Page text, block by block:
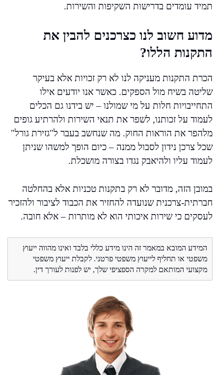
תמיד עומדים בדרישות השקיפות והשירות.
מדוע חשוב לנו כצרכנים להבין את
התקנות הללו?
הכרת התקנות מעניקה לנו לא רק זכויות אלא בעיקר
שליטה בשיח מול הספקים. כאשר אנו יודעים אילו
התחייבויות חלות על מי שמולנו – יש בידנו גם הכלים
לעמוד על זכותנו, לשפר את תנאי השירות ולהרתיע גופים
מלהפר את הוראות החוק. מה שנחשב בעבר ל"גזירת גורל"
שכל צרכן נידון לסבול ממנה – כיום הופך למשהו שניתן
לעמוד עליו ולהיאבק נגדו בצורה מושכלת.
במובן הזה, מדובר לא רק בתקנות טכניות אלא בהחלטה
חברתית-צרכנית שנועדה להחזיר את הכבוד לציבור ולהזכיר
לעסקים כי שירות איכותי הוא לא מותרות – אלא חובה.
המידע המובא במאמר זה הינו מידע כללי בלבד ואינו מהווה ייעוץ
משפטי או תחליף לייעוץ משפטי פרטני. לקבלת ייעוץ משפטי
מקצועי המותאם למקרה הספציפי שלך, יש לפנות לעורך דין.